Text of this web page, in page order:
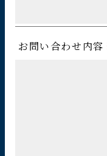
お問い合わせ内容